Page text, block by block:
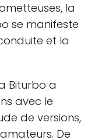
la
se manifeste
et la
Biturbo a
avec le
de versions,
De